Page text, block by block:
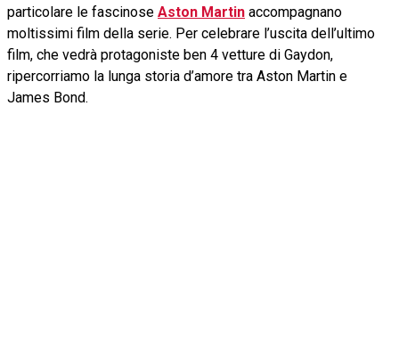
particolare le fascinose Aston Martin accompagnano
moltissimi film della serie. Per celebrare l’uscita dell’ultimo
film, che vedrà protagoniste ben 4 vetture di Gaydon,
ripercorriamo la lunga storia d’amore tra Aston Martin e
James Bond.